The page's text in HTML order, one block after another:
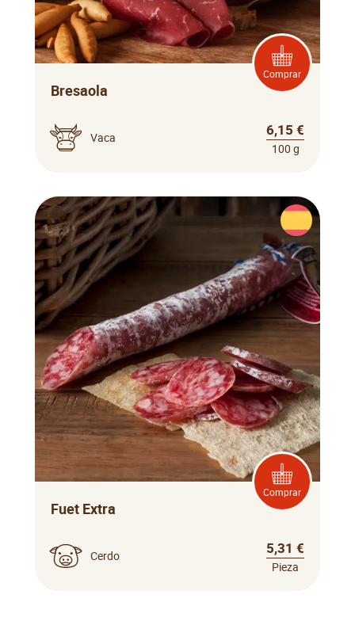
Comprar
Bresaola
Vaca 6,15 €
100 g
Comprar
Fuet Extra
Cerdo 5,31 €
Pieza